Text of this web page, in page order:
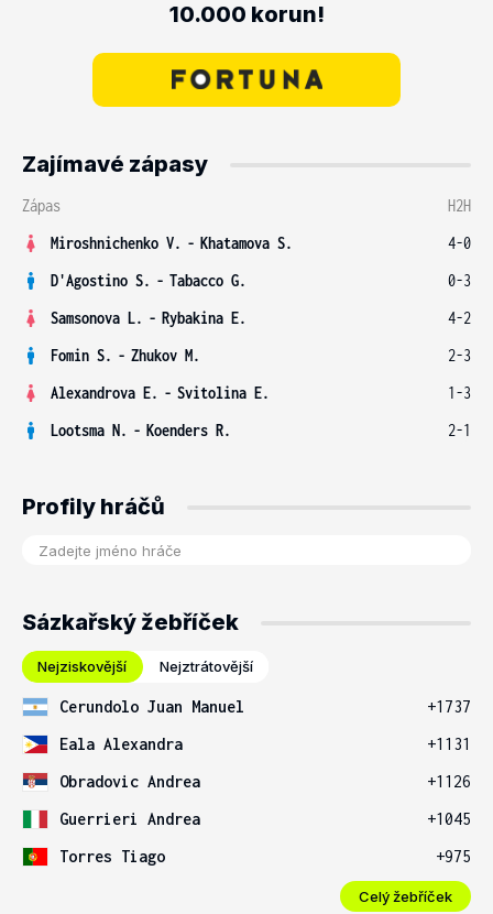
10.000 korun!
Zajímavé zápasy
Zápas
H2H
Miroshnichenko V. - Khatamova S.
4-0
D'Agostino S. - Tabacco G.
0-3
Samsonova L. - Rybakina E.
4-2
Fomin S. - Zhukov M.
2-3
Alexandrova E. - Svitolina E.
1-3
Lootsma N. - Koenders R. 2-1
Profily hráčů
Sázkařský žebříček
Nejziskovější Nejztrátovější
Cerundolo Juan Manuel
+1737
Eala Alexandra
+1131
Obradovic Andrea
+1126
Guerrieri Andrea
+1045
Torres Tiago
+975
Celý žebříček